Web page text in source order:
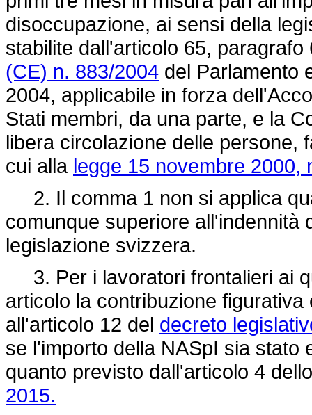
disoccupazione, ai sensi della
stabilite dall'articolo 65,
(CE) n. 883/2004 del Parlamento
2004, applicabile in forza
Stati membri, da una parte, e la
libera circolazione delle persone,
cui alla legge 15 novembre 2000,
2. Il comma 1 non si applica
comunque superiore all'indennità
legislazione svizzera.
3. Per i lavoratori frontalieri ai
articolo la contribuzione
all'articolo 12 del decreto
se l'importo della NASpI sia stato
quanto previsto dall'articolo 4
2015.